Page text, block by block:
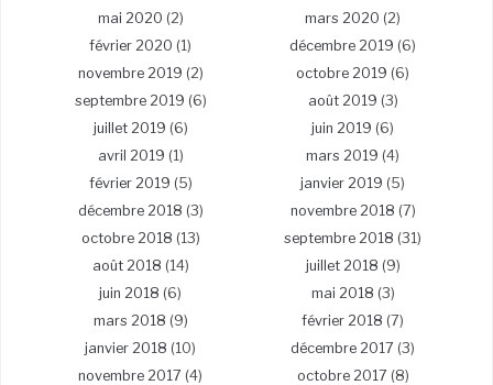
mai 2020 (2) mars 2020 (2)
février 2020 (1) décembre 2019 (6)
novembre 2019 (2) octobre 2019 (6)
septembre 2019 (6) août 2019 (3)
juillet 2019 (6) juin 2019 (6)
avril 2019 (1) mars 2019 (4)
février 2019 (5) janvier 2019 (5)
décembre 2018 (3) novembre 2018 (7)
octobre 2018 (13) septembre 2018 (31)
août 2018 (14) juillet 2018 (9)
juin 2018 (6) mai 2018 (3)
mars 2018 (9) février 2018 (7)
janvier 2018 (10) décembre 2017 (3)
novembre 2017 (4) octobre 2017 (8)